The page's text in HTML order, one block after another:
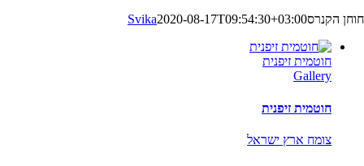
חוחן הקנרס
Svika2020-08-17T09:54:30+03:00
חוטמית זיפנית
Gallery
חוטמית זיפנית
צומח ארץ ישראל